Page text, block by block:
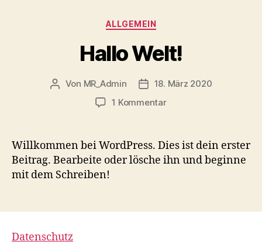
Kategorien
ALLGEMEIN
Hallo Welt!
Beitragsautor
Von MR_Admin Veröffentlichungsdatum
18. März 2020
1 Kommentarzu
Willkommen bei WordPress. Dies ist dein erster
Beitrag. Bearbeite oder lösche ihn und beginne
mit dem Schreiben!
Datenschutz